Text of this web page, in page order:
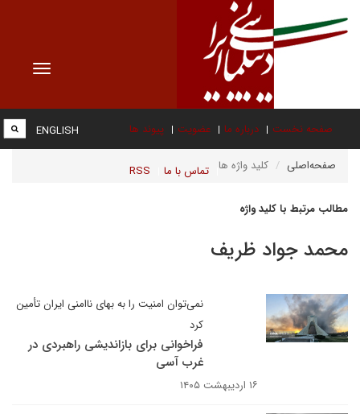
Toggle
صفحه نخست درباره ما عضویت پیوند ها
تماس با ما RSS
ENGLISH
صفحه‌اصلی کلید واژه ها
مطالب مرتبط با کلید واژه
محمد جواد ظریف
نمی‌توان امنیت را به بهای ناامنی ایران تأمین
کرد
فراخوانی برای بازاندیشی راهبردی در
غرب آسی
۱۶ اردیبهشت ۱۴۰۵